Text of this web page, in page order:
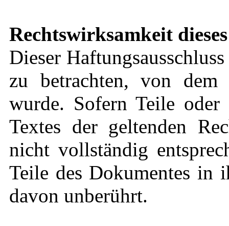
Rechtswirksamkeit
Dieser
zu betrachten, von dem
wurde. Sofern Teile oder
Textes der geltenden
nicht vollständig
Teile des Dokumentes
davon unberührt.